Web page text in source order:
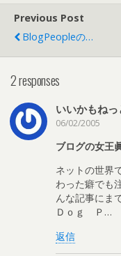
Previous Post
BlogPeopleの…
2 responses
いいかもねっ
06/02/2005
ブログの女王
ネットの世界
わった癖でも
んな記事にま
Ｄｏｇ Ｐ…
返信